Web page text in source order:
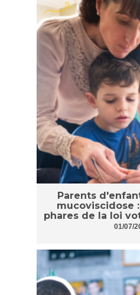
Parents
mucoviscidose
phares de la loi
01/07/